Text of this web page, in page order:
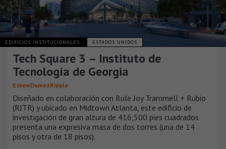
EDIFICIOS INSTITUCIONALES ESTADOS UNIDOS
Tech Square 3 – Instituto de
Tecnología de Georgia
EskewDumezRipple
Diseñado en colaboración con Rule Joy Trammell + Rubio
(RJTR) y ubicado en Midtown Atlanta, este edificio de
investigación de gran altura de 416,500 pies cuadrados
presenta una expresiva masa de dos torres (una de 14
pisos y otra de 18 pisos).